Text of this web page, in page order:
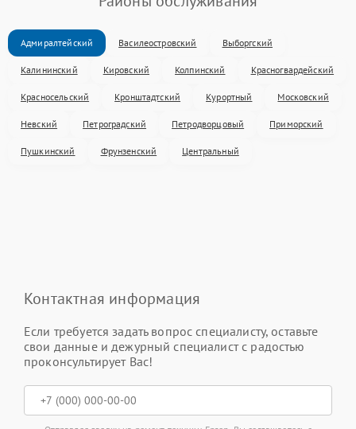
Адмиралтейский Василеостровский Выборгский
Калининский Кировский Колпинский Красногвардейский
Красносельский Кронштадтский Курортный Московский
Невский Петроградский Петродворцовый Приморский
Пушкинский Фрунзенский Центральный
Контактная информация
Если требуется задать вопрос специалисту, оставьте
свои данные и дежурный специалист с радостью
проконсультирует Вас!